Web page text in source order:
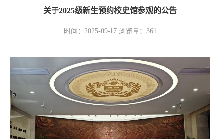
关于2025级新生预约校史馆参观的公告
时间：2025-09-17 浏览量： 361